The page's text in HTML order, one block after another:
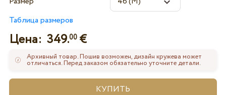
Таблица размеров
Цена: 349.00€
Архивный товар. Пошив возможен, дизайн кружева может
отличаться. Перед заказом обязательно уточните детали.